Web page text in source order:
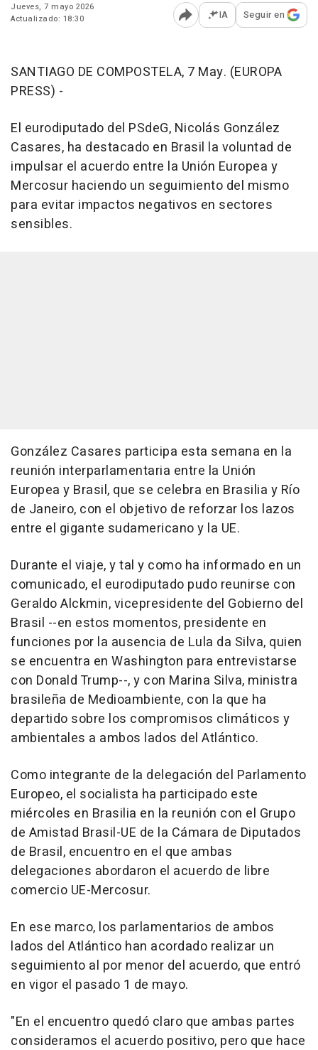
Jueves, 7 mayo 2026
Actualizado: 18:30
Abrir opciones para
IA Seguir en
SANTIAGO DE COMPOSTELA, 7 May. (EUROPA
PRESS) -
El eurodiputado del PSdeG, Nicolás González
Casares, ha destacado en Brasil la voluntad de
impulsar el acuerdo entre la Unión Europea y
Mercosur haciendo un seguimiento del mismo
para evitar impactos negativos en sectores
sensibles.
González Casares participa esta semana en la
reunión interparlamentaria entre la Unión
Europea y Brasil, que se celebra en Brasilia y Río
de Janeiro, con el objetivo de reforzar los lazos
entre el gigante sudamericano y la UE.
Durante el viaje, y tal y como ha informado en un
comunicado, el eurodiputado pudo reunirse con
Geraldo Alckmin, vicepresidente del Gobierno del
Brasil --en estos momentos, presidente en
funciones por la ausencia de Lula da Silva, quien
se encuentra en Washington para entrevistarse
con Donald Trump--, y con Marina Silva, ministra
brasileña de Medioambiente, con la que ha
departido sobre los compromisos climáticos y
ambientales a ambos lados del Atlántico.
Como integrante de la delegación del Parlamento
Europeo, el socialista ha participado este
miércoles en Brasilia en la reunión con el Grupo
de Amistad Brasil-UE de la Cámara de Diputados
de Brasil, encuentro en el que ambas
delegaciones abordaron el acuerdo de libre
comercio UE-Mercosur.
En ese marco, los parlamentarios de ambos
lados del Atlántico han acordado realizar un
seguimiento al por menor del acuerdo, que entró
en vigor el pasado 1 de mayo.
"En el encuentro quedó claro que ambas partes
consideramos el acuerdo positivo, pero que hace